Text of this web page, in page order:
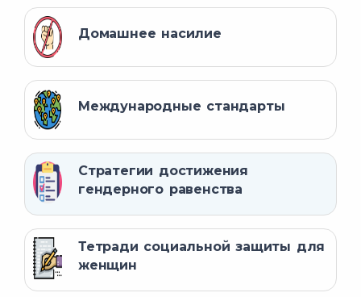
Домашнее насилие
Международные стандарты
Стратегии достижения
гендерного равенства
Тетради социальной защиты для
женщин